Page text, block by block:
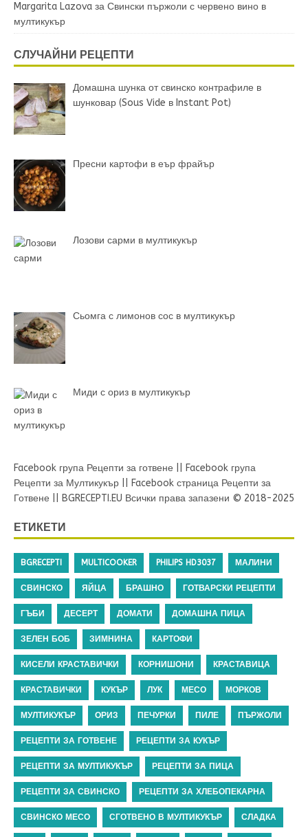
Margarita Lazova за Свински пържоли с червено вино в
мултикукър
СЛУЧАЙНИ РЕЦЕПТИ
Домашна шунка от свинско контрафиле в
шунковар (Sous Vide в Instant Pot)
Пресни картофи в еър фрайър
Лозови сарми в мултикукър
Сьомга с лимонов сос в мултикукър
Миди с ориз в мултикукър
Facebook група Рецепти за готвене
Facebook група
Рецепти за Мултикукър
Facebook страница Рецепти за
Готвене
BGRECEPTI.EU Всички права запазени © 2018-2025
ЕТИКЕТИ
BGRECEPTI MULTICOOKER PHILIPS HD3037 МАЛИНИ
СВИНСКО ЯЙЦА БРАШНО ГОТВАРСКИ РЕЦЕПТИ
ГЪБИ ДЕСЕРТ ДОМАТИ ДОМАШНА ПИЦА
ЗЕЛЕН БОБ ЗИМНИНА КАРТОФИ
КИСЕЛИ КРАСТАВИЧКИ КОРНИШОНИ КРАСТАВИЦА
КРАСТАВИЧКИ КУКЪР ЛУК МЕСО МОРКОВ
МУЛТИКУКЪР ОРИЗ ПЕЧУРКИ ПИЛЕ ПЪРЖОЛИ
РЕЦЕПТИ ЗА ГОТВЕНЕ РЕЦЕПТИ ЗА КУКЪР
РЕЦЕПТИ ЗА МУЛТИКУКЪР РЕЦЕПТИ ЗА ПИЦА
РЕЦЕПТИ ЗА СВИНСКО РЕЦЕПТИ ЗА ХЛЕБОПЕКАРНА
СВИНСКО МЕСО СГОТВЕНО В МУЛТИКУКЪР СЛАДКА